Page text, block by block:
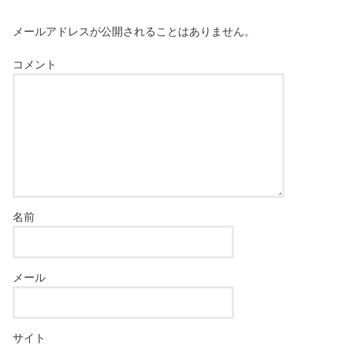
メールアドレスが公開されることはありません。
コメント
名前
メール
サイト